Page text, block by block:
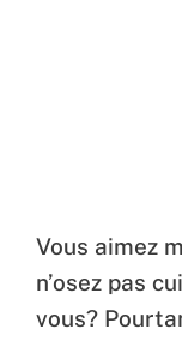
Vous aimez
n’osez pas
vous?